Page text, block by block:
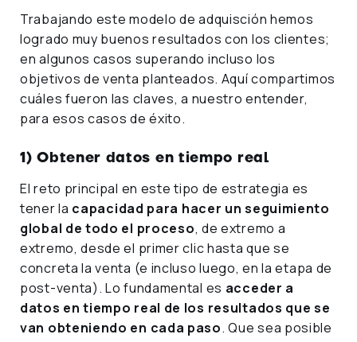
Trabajando este modelo de adquisción hemos
logrado muy buenos resultados con los clientes;
en algunos casos superando incluso los
objetivos de venta planteados. Aquí compartimos
cuáles fueron las claves, a nuestro entender,
para esos casos de éxito.
1) Obtener datos en tiempo real
El reto principal en este tipo de estrategia es
tener la capacidad para hacer un seguimiento
global de todo el proceso, de extremo a
extremo, desde el primer clic hasta que se
concreta la venta (e incluso luego, en la etapa de
post-venta). Lo fundamental es acceder a
datos en tiempo real de los resultados que se
van obteniendo en cada paso. Que sea posible